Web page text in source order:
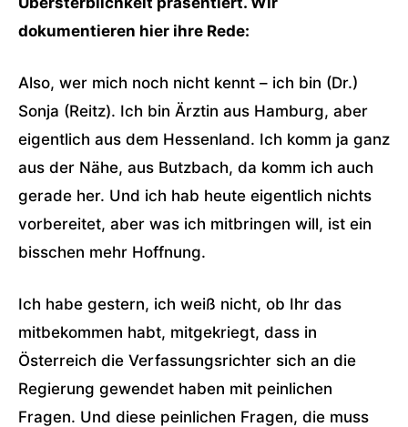
dokumentieren hier ihre Rede:
Also, wer mich noch nicht kennt – ich bin (Dr.)
Sonja (Reitz). Ich bin Ärztin aus Hamburg, aber
eigentlich aus dem Hessenland. Ich komm ja ganz
aus der Nähe, aus Butzbach, da komm ich auch
gerade her. Und ich hab heute eigentlich nichts
vorbereitet, aber was ich mitbringen will, ist ein
bisschen mehr Hoffnung.
Ich habe gestern, ich weiß nicht, ob Ihr das
mitbekommen habt, mitgekriegt, dass in
Österreich die Verfassungsrichter sich an die
Regierung gewendet haben mit peinlichen
Fragen. Und diese peinlichen Fragen, die muss